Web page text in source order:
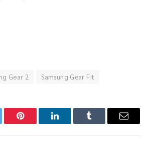
Gear 2 Samsung Gear Fit
Pinterest LinkedInTumblr Email